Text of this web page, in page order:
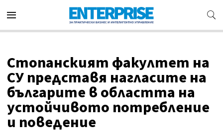
Стопанският факултет на
СУ представя нагласите на
българите в областта на
устойчивото потребление
и поведение